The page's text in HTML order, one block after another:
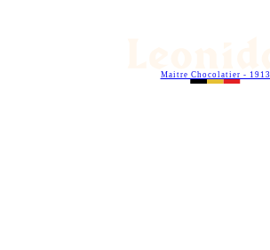
Maitre Chocolatier - 1913